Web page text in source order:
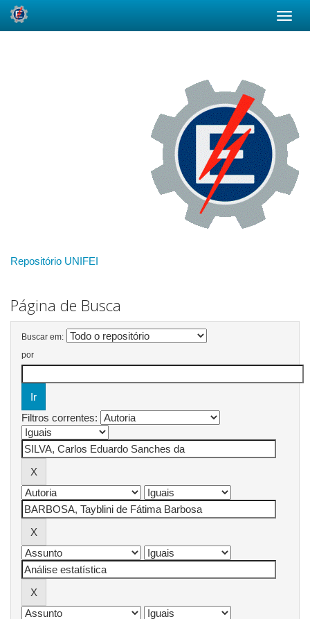
Repositório UNIFEI
Página de Busca
Buscar em:
por
Filtros correntes: